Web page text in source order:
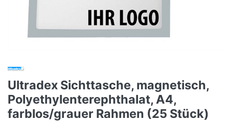
Ultradex Sichttasche, magnetisch,
Polyethylenterephthalat, A4,
farblos/grauer Rahmen (25 Stück)